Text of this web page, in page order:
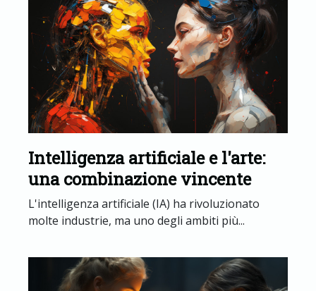
Intelligenza artificiale e l'arte:
una combinazione vincente
L'intelligenza artificiale (IA) ha rivoluzionato
molte industrie, ma uno degli ambiti più...